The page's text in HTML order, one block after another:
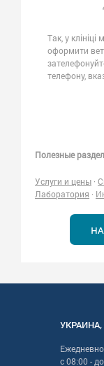
Так, у
оформити
телефону,
Полезные
Услуги и цены ·
Лаборатория ·
УКРАИНА,
Ежедневно
с08:00 - до